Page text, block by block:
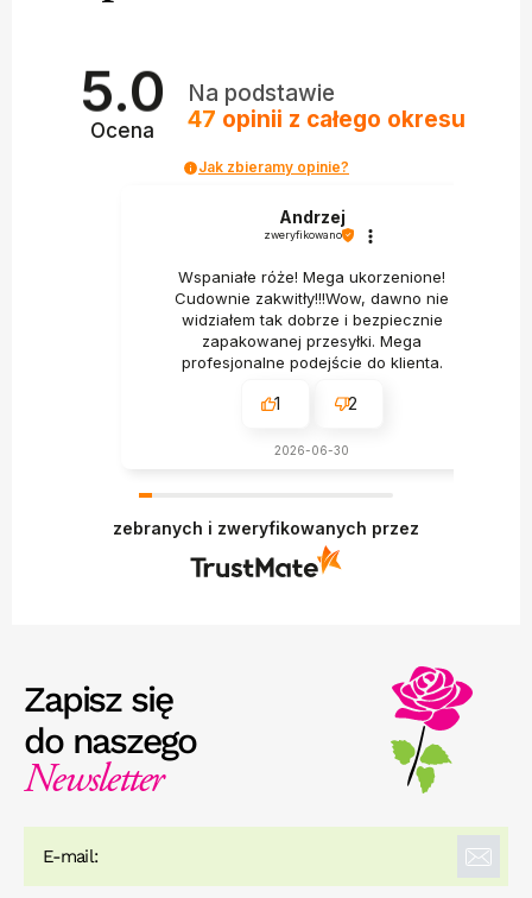
5.0
Ocena
Na podstawie
47 opinii z całego okresu
Jak zbieramy opinie?
Andrzej
zweryfikowano
Wspaniałe róże! Mega ukorzenione!
Cudownie zakwitły!!!Wow, dawno nie
widziałem tak dobrze i bezpiecznie
zapakowanej przesyłki. Mega
profesjonalne podejście do klienta.
1 2
2026-06-30
zebranych i zweryfikowanych przez
Zapisz się
do naszego
Newsletter